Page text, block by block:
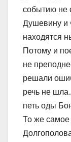
событию не
Душевину и
находятся
Потому и
не
решали
речь не
петь оды
То же самое